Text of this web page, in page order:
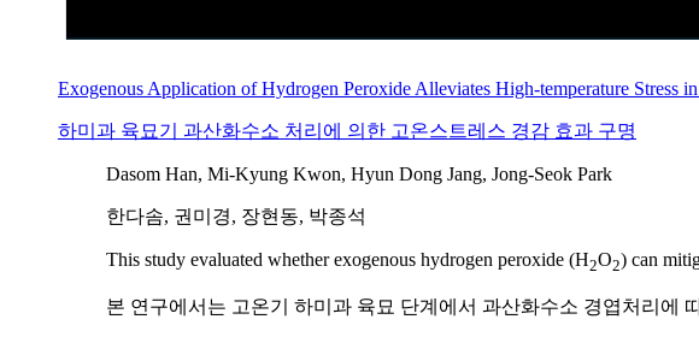
Exogenous Application of Hydrogen Peroxide Alleviates High-temperature Stress
하미과 육묘기 과산화수소 처리에 의한 고온스트레스 경감 효과 구명
Dasom Han, Mi-Kyung Kwon, Hyun Dong Jang, Jong-Seok Park
한다솜, 권미경, 장현동, 박종석
This study evaluated whether exogenous hydrogen peroxide (H2O2) can
본 연구에서는 고온기 하미과 육묘 단계에서 과산화수소 경엽처리에